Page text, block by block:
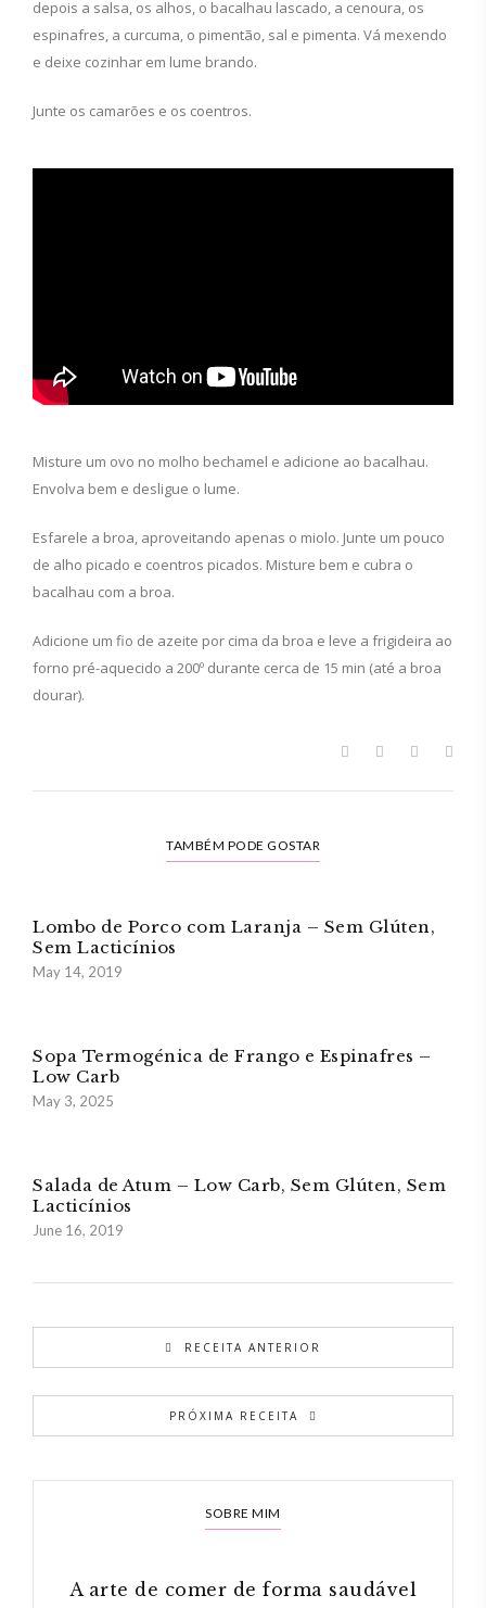
depois a salsa, os alhos, o bacalhau lascado, a cenoura, os
espinafres, a curcuma, o pimentão, sal e pimenta. Vá mexendo
e deixe cozinhar em lume brando.
Junte os camarões e os coentros.
Misture um ovo no molho bechamel e adicione ao bacalhau.
Envolva bem e desligue o lume.
Esfarele a broa, aproveitando apenas o miolo. Junte um pouco
de alho picado e coentros picados. Misture bem e cubra o
bacalhau com a broa.
Adicione um fio de azeite por cima da broa e leve a frigideira ao
forno pré-aquecido a 200º durante cerca de 15 min (até a broa
dourar).
TAMBÉM PODE GOSTAR
Lombo de Porco com Laranja – Sem Glúten,
Sem Lacticínios
May 14, 2019
Sopa Termogénica de Frango e Espinafres –
Low Carb
May 3, 2025
Salada de Atum – Low Carb, Sem Glúten, Sem
Lacticínios
June 16, 2019
RECEITA ANTERIOR
PRÓXIMA RECEITA
SOBRE MIM
A arte de comer de forma saudável